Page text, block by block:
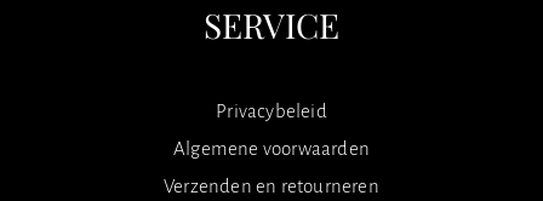
SERVICE
Privacybeleid
Algemene voorwaarden
Verzenden en retourneren